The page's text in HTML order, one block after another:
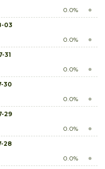
0.0%
03
0.0%
31
0.0%
30
0.0%
29
0.0%
28
0.0%